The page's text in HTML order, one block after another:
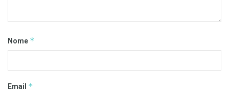
Nome *
Email *